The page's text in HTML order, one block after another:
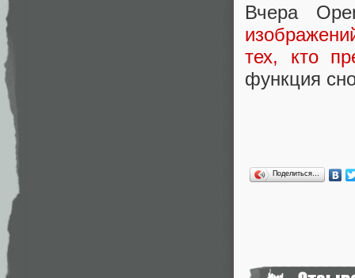
Вчера
тех, кто
функция
Поделиться…